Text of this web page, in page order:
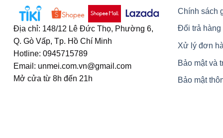
Địa chỉ: 148/12 Lê Đức Thọ, Phường 6,
Q. Gò Vấp, Tp. Hồ Chí Minh
Hotline: 0945715789
Email: unmei.com.vn@gmail.com
Mở cửa từ 8h đến 21h
Chính sách
Đổi trả hàng
Xử lý đơn
Bảo mật và
Bảo mật